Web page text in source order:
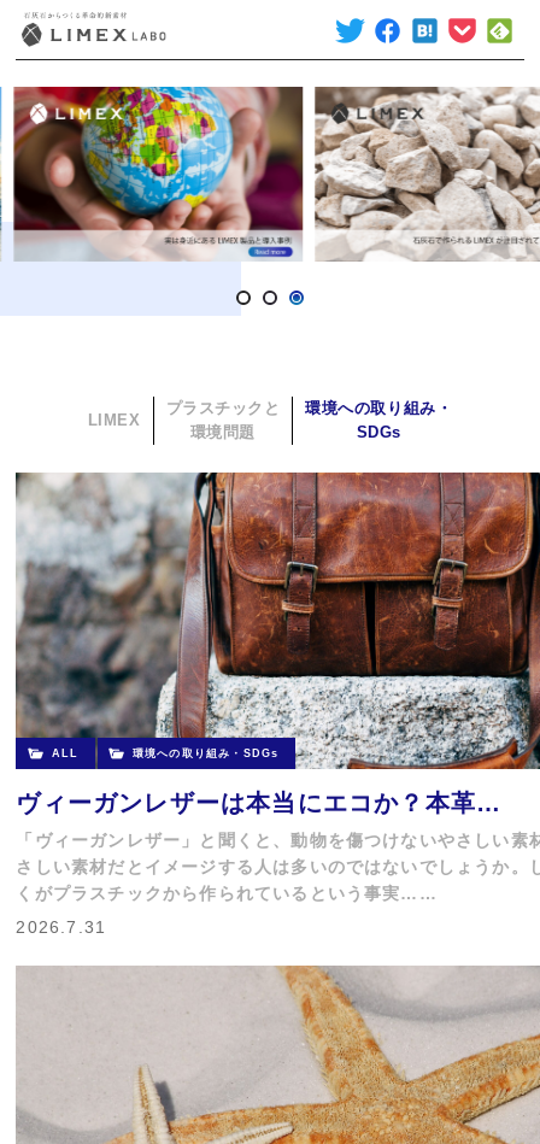
LIMEX
プラスチックと
環境問題
環境への取り組み・
SDGs
ALL 環境への取り組み・SDGs
ヴィーガンレザーは本当にエコか？本革…
「ヴィーガンレザー」と聞くと、動物を傷つけないやさしい素
さしい素材だとイメージする人は多いのではないでしょうか。
くがプラスチックから作られているという事実……
2026.7.31